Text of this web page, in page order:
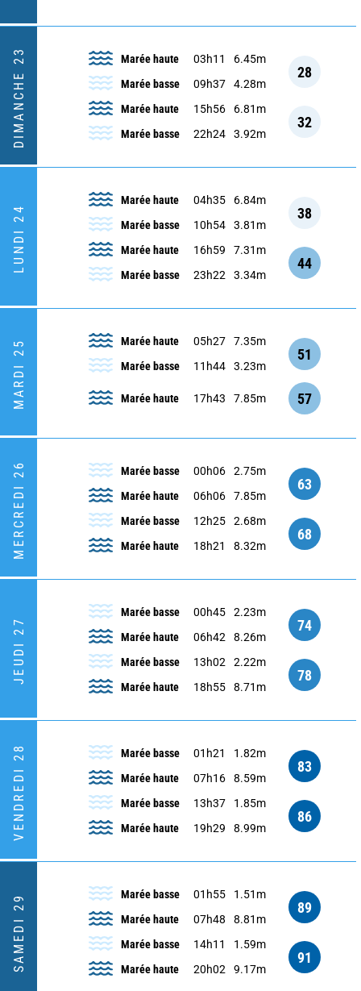
DIMANCHE 23 Marée haute 03h11
6.45m
Marée basse
09h37 4.28m
28
Marée haute 15h56
6.81m
Marée basse
22h24 3.92m
32
LUNDI 24
Marée haute 04h35
6.84m
Marée basse
10h54 3.81m
38
Marée haute 16h59
7.31m
Marée basse
23h22 3.34m
44
MARDI 25 Marée haute 05h27
7.35m
Marée basse
11h44 3.23m
51
Marée haute 17h43 7.85m 57
MERCREDI 26 Marée basse 00h06
2.75m
Marée haute
06h06 7.85m
63
Marée basse 12h25
2.68m
Marée haute
18h21 8.32m
68
JEUDI 27
Marée basse 00h45
2.23m
Marée haute
06h42 8.26m
74
Marée basse 13h02
2.22m
Marée haute
18h55 8.71m
78
VENDREDI 28 Marée basse 01h21
1.82m
Marée haute
07h16 8.59m
83
Marée basse 13h37
1.85m
Marée haute
19h29 8.99m
86
SAMEDI 29 Marée basse 01h55
1.51m
Marée haute
07h48 8.81m
89
Marée basse 14h11
1.59m
Marée haute
20h02 9.17m
91